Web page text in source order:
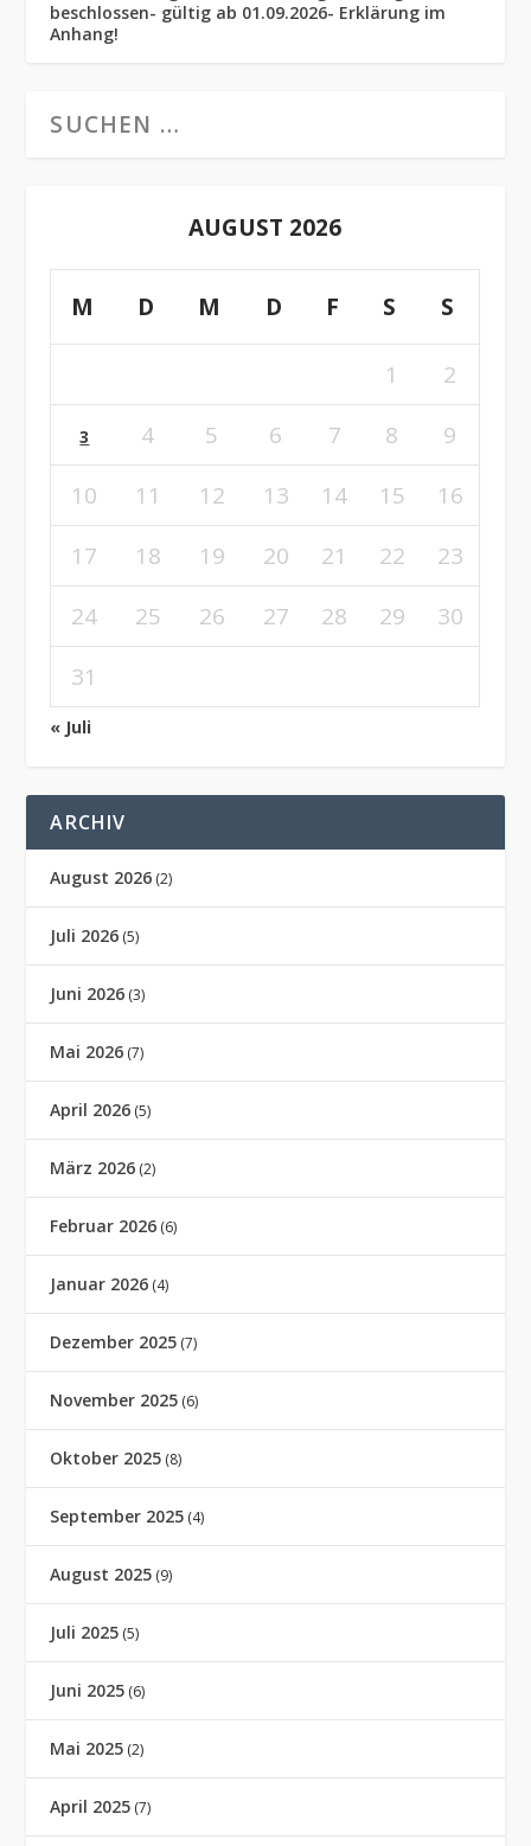
beschlossen- gültig ab 01.09.2026- Erklärung im
Anhang!
AUGUST 2026
M D M D F S S
1 2
3 4 5 6 7 8
9
10
11 12 13 14 15
16
17
18 19 20 21 22
23
24
25 26 27 28 29
30
31
« Juli
ARCHIV
August 2026 (2)
Juli 2026 (5)
Juni 2026 (3)
Mai 2026 (7)
April 2026 (5)
März 2026 (2)
Februar 2026 (6)
Januar 2026 (4)
Dezember 2025 (7)
November 2025 (6)
Oktober 2025 (8)
September 2025 (4)
August 2025 (9)
Juli 2025 (5)
Juni 2025 (6)
Mai 2025 (2)
April 2025 (7)